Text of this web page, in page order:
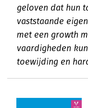
geloven dat hun
vaststaande
met een growth
vaardigheden
toewijding en